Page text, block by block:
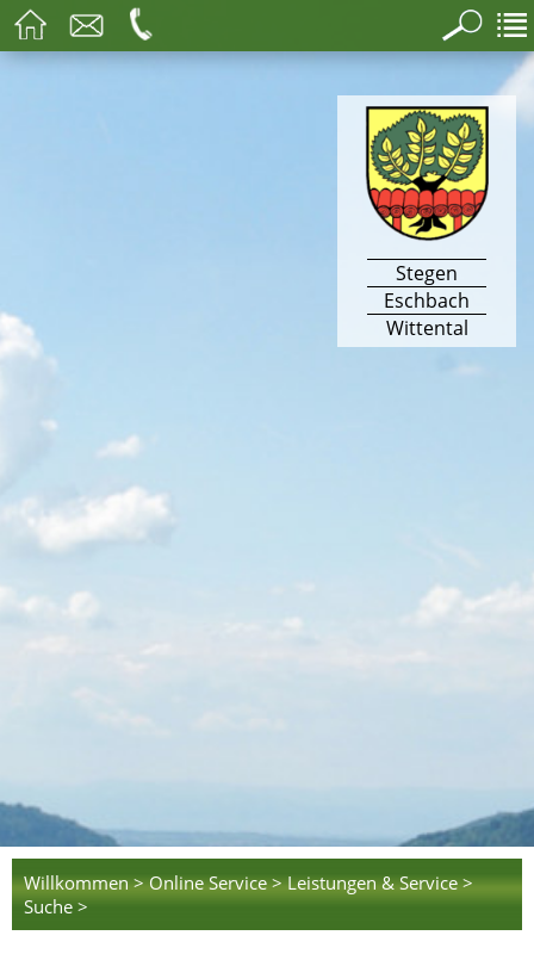
Stegen
Eschbach
Wittental
Willkommen > Online Service > Leistungen & Service >
Suche >